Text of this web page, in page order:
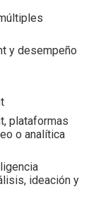
y desempeño
plataformas
o analítica
ideación y